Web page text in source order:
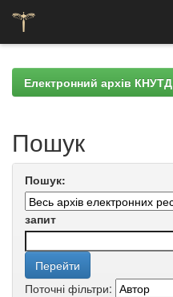
navigationЕлектронний архів КНУТД
Пошук
Пошук:
запит
Поточні фільтри: